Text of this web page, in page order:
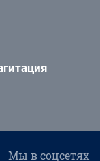
Мы в соцсетях